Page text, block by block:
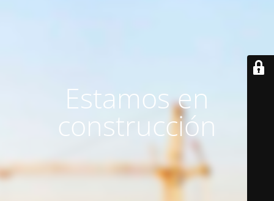
Estamos en
construcción